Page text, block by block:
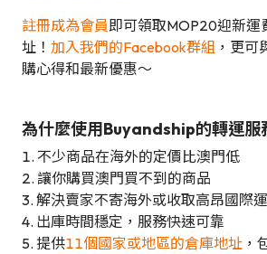
註冊成為會員即可領取MOP20迎新運
址！ 加入我們的Facebook群組 ，更可
購心得和最新優惠～
為什麼使用Buyandship的轉運服
1. 不少商品在海外的定價比澳門低
2. 讓你購買澳門買不到的商品
3. 解決賣家不寄海外或收取高昂國際
4. 出庫時間穩定，服務快速可靠
5. 提供11個國家或地區的倉庫地址 ，